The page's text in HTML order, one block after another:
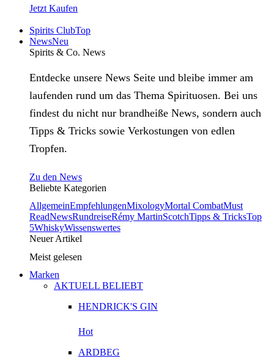
Jetzt Kaufen
Spirits ClubTop
NewsNeu
Spirits & Co. News
Entdecke unsere News Seite und bleibe immer am
laufenden rund um das Thema Spirituosen. Bei uns
findest du nicht nur brandheiße News, sondern auch
Tipps & Tricks sowie Verkostungen von edlen
Tropfen.
Zu den News
Beliebte Kategorien
AllgemeinEmpfehlungenMixologyMortal CombatMust
ReadNewsRundreiseRémy MartinScotchTipps & TricksTop
5WhiskyWissenswertes
Neuer Artikel
Meist gelesen
Marken
AKTUELL BELIEBT
HENDRICK'S GIN
Hot
ARDBEG